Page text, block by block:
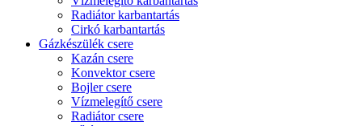
Radiátor karbantartás
Cirkó karbantartás
Gázkészülék csere
Kazán csere
Konvektor csere
Bojler csere
Vízmelegítő csere
Radiátor csere